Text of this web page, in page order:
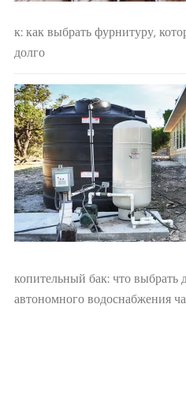
к: как выбрать фурнитуру,
долго
копительный бак: что выбрать
автономного водоснабжения